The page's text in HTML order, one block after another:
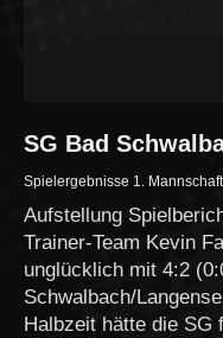
SG Bad
Spielergebnisse 1.
Aufstellung
Trainer-Team Kevin
unglücklich mit 4:2
Schwalbach/
Halbzeit hätte die SG